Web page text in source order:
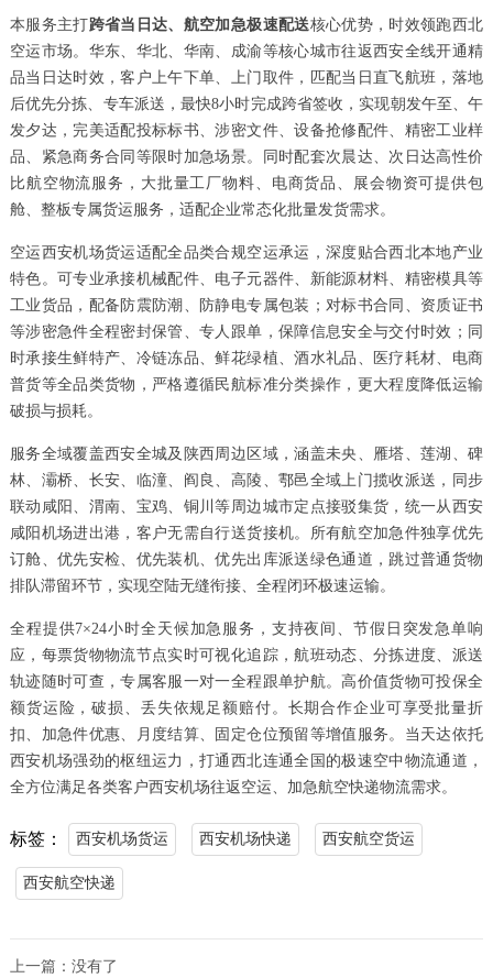
本服务主打跨省当日达、航空加急极速配送核心优势，时效领跑西北
空运市场。华东、华北、华南、成渝等核心城市往返西安全线开通精
品当日达时效，客户上午下单、上门取件，匹配当日直飞航班，落地
后优先分拣、专车派送，最快8小时完成跨省签收，实现朝发午至、午
发夕达，完美适配投标标书、涉密文件、设备抢修配件、精密工业样
品、紧急商务合同等限时加急场景。同时配套次晨达、次日达高性价
比航空物流服务，大批量工厂物料、电商货品、展会物资可提供包
舱、整板专属货运服务，适配企业常态化批量发货需求。
空运西安机场货运适配全品类合规空运承运，深度贴合西北本地产业
特色。可专业承接机械配件、电子元器件、新能源材料、精密模具等
工业货品，配备防震防潮、防静电专属包装；对标书合同、资质证书
等涉密急件全程密封保管、专人跟单，保障信息安全与交付时效；同
时承接生鲜特产、冷链冻品、鲜花绿植、酒水礼品、医疗耗材、电商
普货等全品类货物，严格遵循民航标准分类操作，更大程度降低运输
破损与损耗。
服务全域覆盖西安全城及陕西周边区域，涵盖未央、雁塔、莲湖、碑
林、灞桥、长安、临潼、阎良、高陵、鄠邑全域上门揽收派送，同步
联动咸阳、渭南、宝鸡、铜川等周边城市定点接驳集货，统一从西安
咸阳机场进出港，客户无需自行送货接机。所有航空加急件独享优先
订舱、优先安检、优先装机、优先出库派送绿色通道，跳过普通货物
排队滞留环节，实现空陆无缝衔接、全程闭环极速运输。
全程提供7×24小时全天候加急服务，支持夜间、节假日突发急单响
应，每票货物物流节点实时可视化追踪，航班动态、分拣进度、派送
轨迹随时可查，专属客服一对一全程跟单护航。高价值货物可投保全
额货运险，破损、丢失依规足额赔付。长期合作企业可享受批量折
扣、加急件优惠、月度结算、固定仓位预留等增值服务。当天达依托
西安机场强劲的枢纽运力，打通西北连通全国的极速空中物流通道，
全方位满足各类客户西安机场往返空运、加急航空快递物流需求。
标签： 西安机场货运 西安机场快递 西安航空货运
西安航空快递
上一篇：没有了